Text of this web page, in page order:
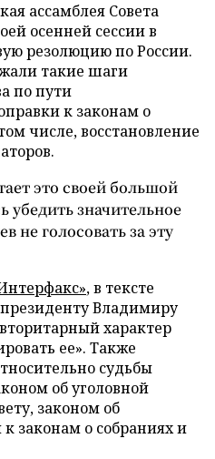
ассамблея Совета
осенней сессии в
резолюцию по России.
такие шаги
по пути
к законам о
числе, восстановление
это своей большой
убедить значительное
не голосовать за эту
, в тексте
Владимиру
характер
ее». Также
судьбы
об уголовной
законом об
законам о собраниях и